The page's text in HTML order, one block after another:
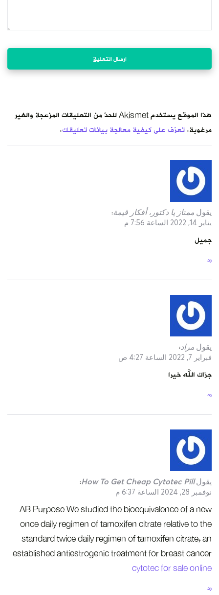
هذا الموقع يستخدم Akismet للحدّ من التعليقات المزعجة والغير
مرغوبة.تعرّف على كيفية معالجة بيانات تعليقك.
يقول ممتاز يا دكتور، أفكار قيمة:
يناير 14, 2022 الساعة 7:56 م
جميل
رد
يقول مراد:
فبراير 7, 2022 الساعة 4:27 ص
جزاك الله خيرا
رد
يقول How To Get Cheap Cytotec Pill
:
نوفمبر 28, 2024 الساعة 6:37 م
AB Purpose We studied the bioequivalence of a new
once daily regimen of tamoxifen citrate relative to the
standard twice daily regimen of tamoxifen citrate, an
established antiestrogenic treatment for breast cancer
cytotec for sale online
رد